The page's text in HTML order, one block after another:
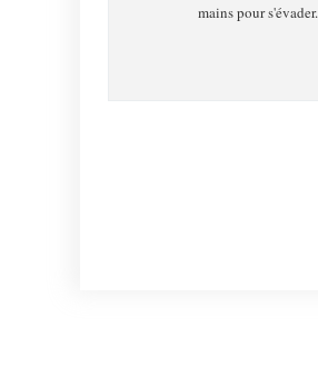
mains pour s'évader.